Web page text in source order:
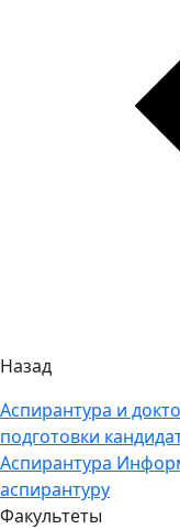
Назад
Аспирантура и
подготовки
Аспирантура
аспирантуру
Факультеты